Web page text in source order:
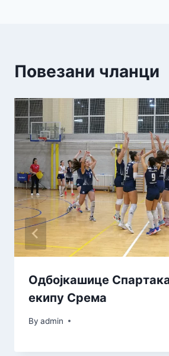
Повезани чланци
Одбојкашице
екипу Срема
By admin